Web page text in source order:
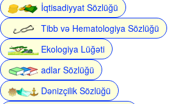
İqtisadiyyat Sözlüğü
Tibb və Hematologiya Sözlüğü
Ekologiya Lüğəti
adlar Sözlüğü
Dənizçilik Sözlüğü